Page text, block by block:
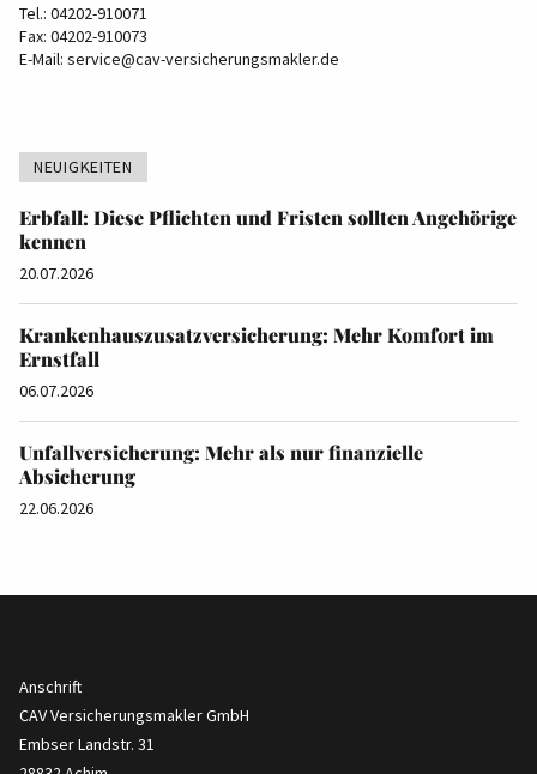
Tel.: 04202-910071
Fax: 04202-910073
E-Mail: service@cav-versicherungsmakler.de
NEUIGKEITEN
Erbfall: Diese Pflichten und Fristen sollten Angehörige
kennen
20.07.2026
Krankenhauszusatzversicherung: Mehr Komfort im
Ernstfall
06.07.2026
Unfallversicherung: Mehr als nur finanzielle
Absicherung
22.06.2026
Anschrift
CAV Versicherungsmakler GmbH
Embser Landstr. 31